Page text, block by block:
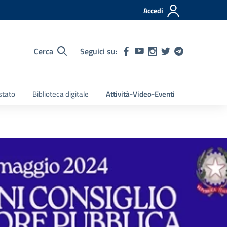
Accedi
Cerca Seguici su:
Biblioteca digitale Attività-Video-Eventi